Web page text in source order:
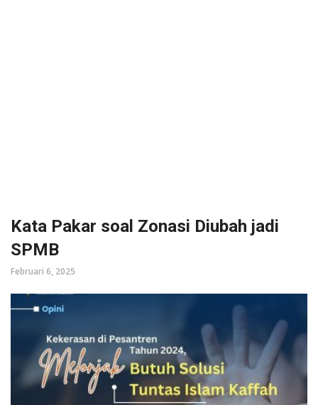
Kata Pakar soal Zonasi Diubah jadi
SPMB
Februari 6, 2025